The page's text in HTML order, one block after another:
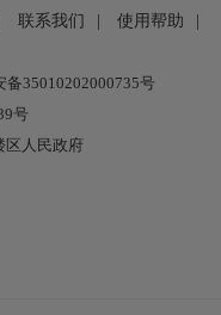
联系我们 | 使用帮助
|
备35010202000735号
号
区人民政府